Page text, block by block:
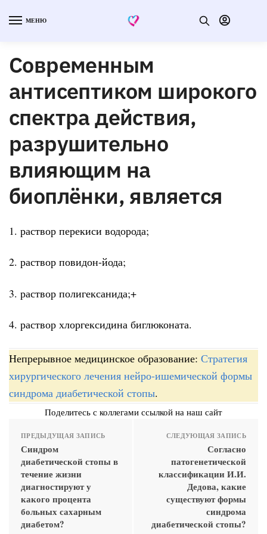
МЕНЮ
Современным
антисептиком широкого
спектра действия,
разрушительно
влияющим на
биоплёнки, является
1. раствор перекиси водорода;
2. раствор повидон-йода;
3. раствор полигексанида;+
4. раствор хлоргексидина биглюконата.
Непрерывное медицинское образование: Стратегия
хирургического лечения нейро-ишемической формы
синдрома диабетической стопы.
Поделитесь с коллегами ссылкой на наш сайт
ПРЕДЫДУЩАЯ ЗАПИСЬ
Синдром
диабетической стопы в
течение жизни
диагностируют у
какого процента
больных сахарным
диабетом?
СЛЕДУЮЩАЯ ЗАПИСЬ
Согласно
патогенетической
классификации И.И.
Дедова, какие
существуют формы
синдрома
диабетической стопы?